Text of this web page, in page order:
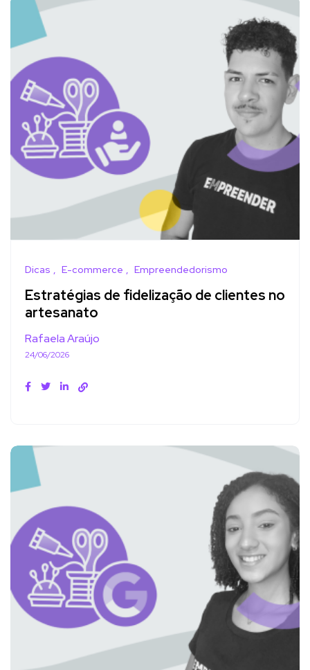
Dicas E-commerce Empreendedorismo
Estratégias de fidelização de clientes no
artesanato
Rafaela Araújo
24/06/2026